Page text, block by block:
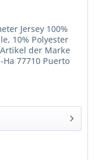
Jersey 100%
10% Polyester
Artikel der Marke
Ha 77710 Puerto